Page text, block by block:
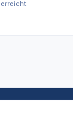
erreicht